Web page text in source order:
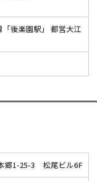
後楽園駅」 都営大江
郷1-25-3 松尾ビル6F